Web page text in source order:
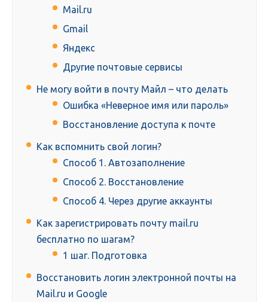
Mail.ru
Gmail
Яндекс
Другие почтовые сервисы
Не могу войти в почту Майл – что делать
Ошибка «Неверное имя или пароль»
Восстановление доступа к почте
Как вспомнить свой логин?
Способ 1. Автозаполнение
Способ 2. Восстановление
Способ 4. Через другие аккаунты
Как зарегистрировать почту mail.ru
бесплатно по шагам?
1 шаг. Подготовка
Восстановить логин электронной почты на
Mail.ru и Google